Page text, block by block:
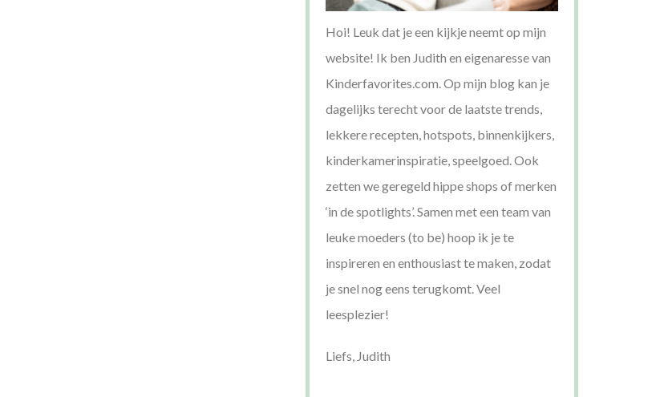
Hoi! Leuk dat je een kijkje neemt op mijn
website! Ik ben Judith en eigenaresse van
Kinderfavorites.com. Op mijn blog kan je
dagelijks terecht voor de laatste trends,
lekkere recepten, hotspots, binnenkijkers,
kinderkamerinspiratie, speelgoed. Ook
zetten we geregeld hippe shops of merken
‘in de spotlights’. Samen met een team van
leuke moeders (to be) hoop ik je te
inspireren en enthousiast te maken, zodat
je snel nog eens terugkomt. Veel
leesplezier!
Liefs, Judith